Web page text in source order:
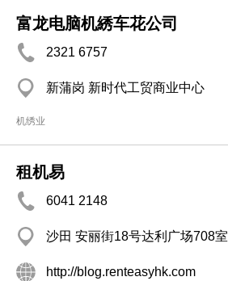
富龙电脑机綉车花公司
2321 6757
新蒲岗 新时代工贸商业中心
机绣业
租机易
6041 2148
沙田 安丽街18号达利广场708室
http://blog.renteasyhk.com